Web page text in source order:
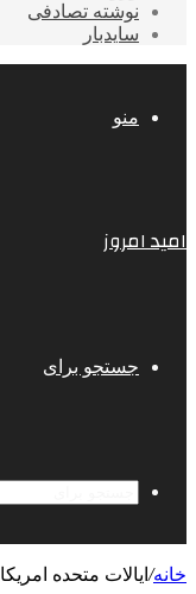
نوشته تصادفی
سایدبار
منو
امید امروز
جستجو برای
خانه/ ایالات متحده امریکا